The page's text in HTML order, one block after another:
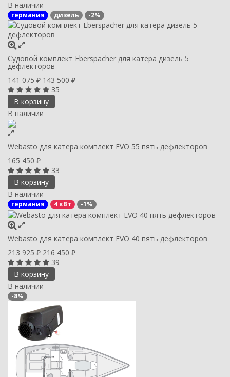
В наличии
германия дизель -2%
Судовой комплект Eberspacher для катера дизель 5
дефлекторов
141 075 ₽ 143 500 ₽
35
В корзину
В наличии
Webasto для катера комплект EVO 55 пять дефлекторов
165 450 ₽
33
В корзину
В наличии
германия 4 кВт -1%
Webasto для катера комплект EVO 40 пять дефлекторов
213 925 ₽ 216 450 ₽
39
В корзину
В наличии
-8%